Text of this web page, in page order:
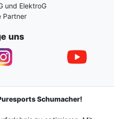
und ElektroG
Partner
uns
AGB
Schumacher!